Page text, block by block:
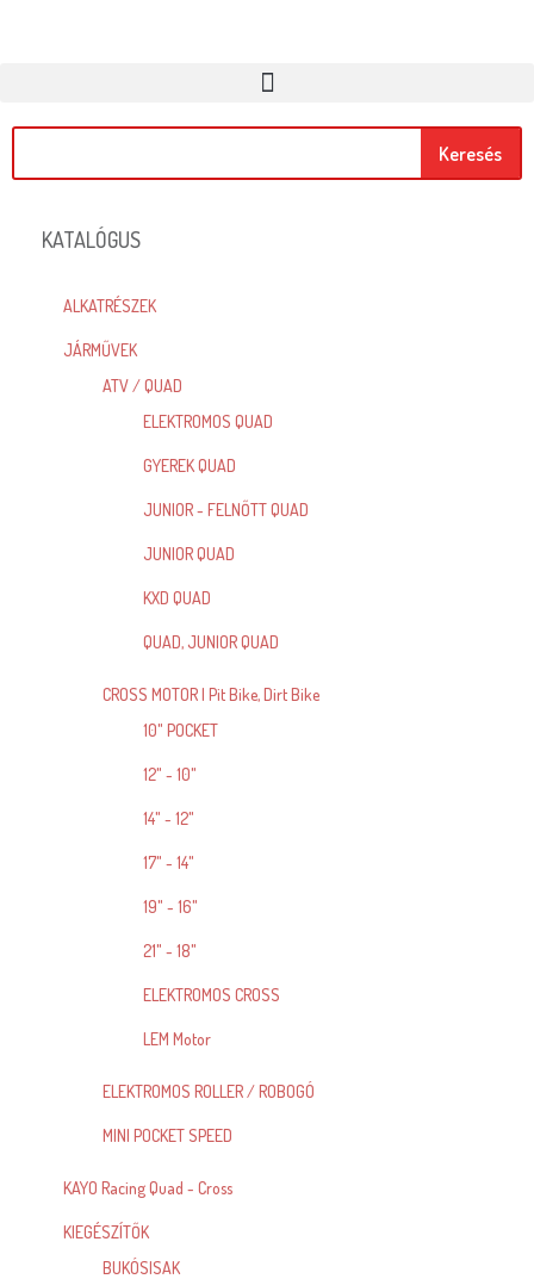
Keresés
KATALÓGUS
ALKATRÉSZEK
JÁRMŰVEK
ATV / QUAD
ELEKTROMOS QUAD
GYEREK QUAD
JUNIOR - FELNŐTT QUAD
JUNIOR QUAD
KXD QUAD
QUAD, JUNIOR QUAD
CROSS MOTOR | Pit Bike, Dirt Bike
10" POCKET
12" - 10"
14" - 12"
17" - 14"
19" - 16"
21" - 18"
ELEKTROMOS CROSS
LEM Motor
ELEKTROMOS ROLLER / ROBOGÓ
MINI POCKET SPEED
KAYO Racing Quad - Cross
KIEGÉSZÍTŐK
BUKÓSISAK